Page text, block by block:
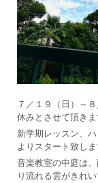
７／１９（日）～
休みとさせて頂きま
新学期レッスン、
よりスタート致しま
音楽教室の中庭は
り流れる雲がきれい